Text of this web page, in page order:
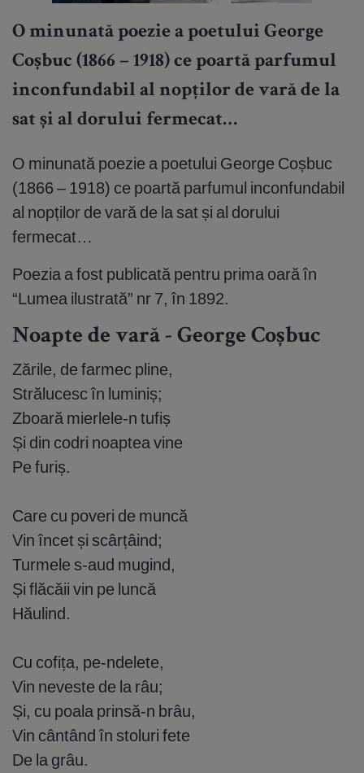
O minunată poezie a poetului George
Coșbuc (1866 – 1918) ce poartă parfumul
inconfundabil al nopților de vară de la
sat și al dorului fermecat…
O minunată poezie a poetului George Coșbuc
(1866 – 1918) ce poartă parfumul inconfundabil
al nopților de vară de la sat și al dorului
fermecat…
Poezia a fost publicată pentru prima oară în
“Lumea ilustrată” nr 7, în 1892.
Noapte de vară - George Coșbuc
Zările, de farmec pline,
Strălucesc în luminiș;
Zboară mierlele-n tufiș
Și din codri noaptea vine
Pe furiș.
Care cu poveri de muncă
Vin încet și scârțâind;
Turmele s-aud mugind,
Și flăcăii vin pe luncă
Hăulind.
Cu cofița, pe-ndelete,
Vin neveste de la râu;
Și, cu poala prinsă-n brâu,
Vin cântând în stoluri fete
De la grâu.